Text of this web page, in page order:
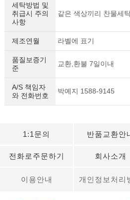
세탁방법 및
취급시 주의
사항
같은 색상끼리 찬물세
제조연월 라벨에 표기
품질보증기
준
교환,환불 7일이내
A/S 책임자
와 전화번호
박예지 1588-9145
1:1문의 반품교환안
전화로주문하기 회사소개
이용안내 개인정보처리